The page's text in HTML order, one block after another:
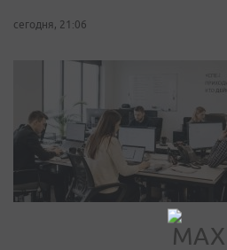
сегодня, 21:06